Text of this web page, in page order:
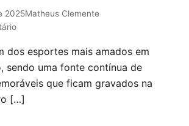
2025Matheus Clemente
dos esportes mais amados em
sendo uma fonte contínua de
que ficam gravados na
[…]